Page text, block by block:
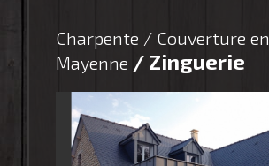
Charpente / Couverture en
Mayenne / Zinguerie